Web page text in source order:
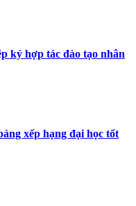
ký hợp tác đào tạo nhân
xếp hạng đại học tốt